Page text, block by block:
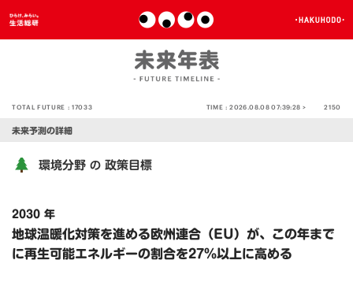
TOTAL FUTURE :17033 TIME :2026.08.08 07:39:28 > 2150
未来予測の詳細
環境分野 の 政策目標
2030 年
地球温暖化対策を進める欧州連合（EU）が、この年まで
に再生可能エネルギーの割合を27％以上に高める